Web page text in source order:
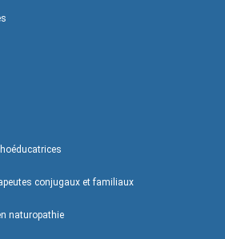
conjugaux et familiaux
naturopathie